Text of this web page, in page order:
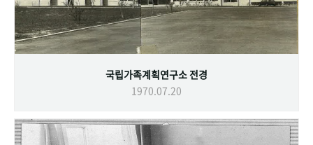
국립가족계획연구소 전경
1970.07.20